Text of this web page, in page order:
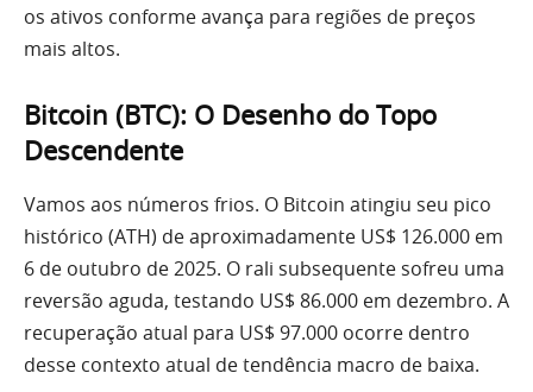
os ativos conforme avança para regiões de preços
mais altos.
Bitcoin (BTC): O Desenho do Topo
Descendente
Vamos aos números frios. O Bitcoin atingiu seu pico
histórico (ATH) de aproximadamente US$ 126.000 em
6 de outubro de 2025. O rali subsequente sofreu uma
reversão aguda, testando US$ 86.000 em dezembro. A
recuperação atual para US$ 97.000 ocorre dentro
desse contexto atual de tendência macro de baixa.